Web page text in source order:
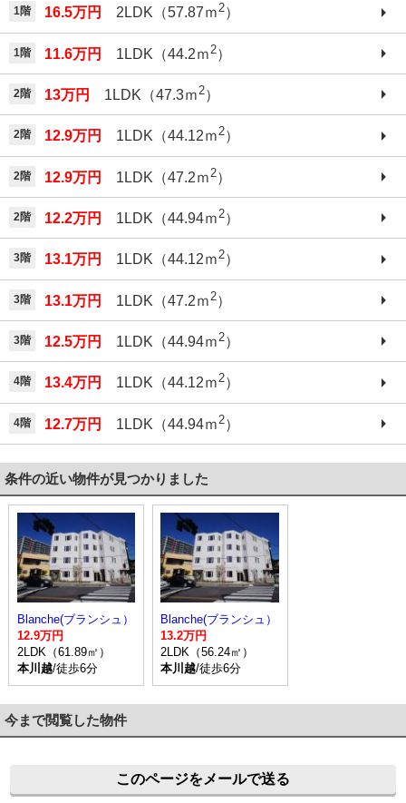
1階 16.5万円 2LDK（57.87ｍ2）
1階 11.6万円 1LDK（44.2ｍ 2）
2階 13万円 1LDK（47.3ｍ2）
2階 12.9万円 1LDK（44.12ｍ2）
2階 12.9万円 1LDK（47.2ｍ 2）
2階 12.2万円 1LDK（44.94ｍ2）
3階 13.1万円 1LDK（44.12ｍ2）
3階 13.1万円 1LDK（47.2ｍ 2）
3階 12.5万円 1LDK（44.94ｍ2）
4階 13.4万円 1LDK（44.12ｍ2）
4階 12.7万円 1LDK（44.94ｍ 2）
条件の近い物件が見つかりました
Blanche(ブランシュ）
12.9万円
2LDK（61.89㎡）
本川越/徒歩6分
Blanche(ブランシュ）
13.2万円
2LDK（56.24㎡）
本川越/徒歩6分
今まで閲覧した物件
このページをメールで送る